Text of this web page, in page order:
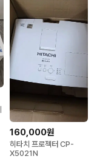
160,000원
히타치 프로젝터 CP-
X5021N